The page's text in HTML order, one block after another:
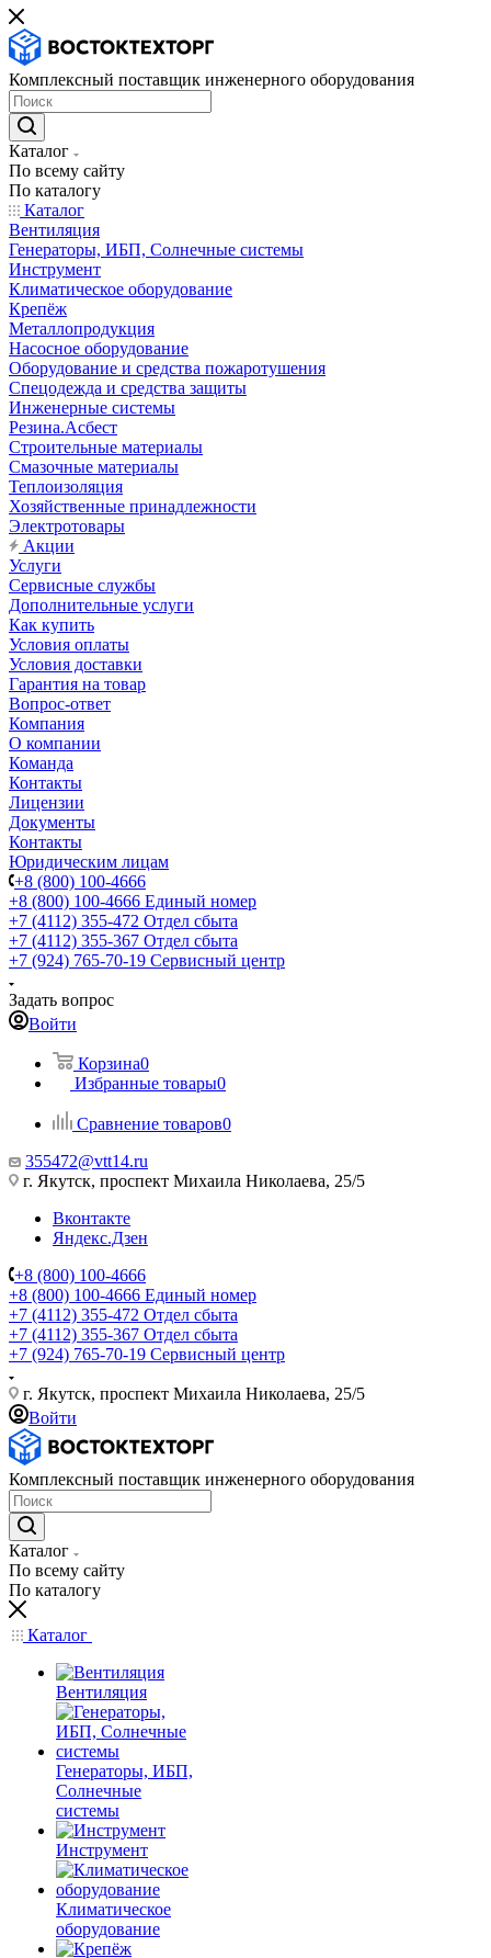
Комплексный поставщик инженерного оборудования
Каталог
По всему сайту
По каталогу
Каталог
Вентиляция
Генераторы, ИБП, Солнечные системы
Инструмент
Климатическое оборудование
Крепёж
Металлопродукция
Насосное оборудование
Оборудование и средства пожаротушения
Спецодежда и средства защиты
Инженерные системы
Резина.Асбест
Строительные материалы
Смазочные материалы
Теплоизоляция
Хозяйственные принадлежности
Электротовары
Акции
Услуги
Сервисные службы
Дополнительные услуги
Как купить
Условия оплаты
Условия доставки
Гарантия на товар
Вопрос-ответ
Компания
О компании
Команда
Контакты
Лицензии
Документы
Контакты
Юридическим лицам
+8 (800) 100-4666
+8 (800) 100-4666 Единый номер
+7 (4112) 355-472 Отдел сбыта
+7 (4112) 355-367 Отдел сбыта
+7 (924) 765-70-19 Сервисный центр
Задать вопрос
Войти
Корзина0
Избранные товары0
Сравнение товаров0
355472@vtt14.ru
г. Якутск, проспект Михаила Николаева, 25/5
Вконтакте
Яндекс.Дзен
+8 (800) 100-4666
+8 (800) 100-4666 Единый номер
+7 (4112) 355-472 Отдел сбыта
+7 (4112) 355-367 Отдел сбыта
+7 (924) 765-70-19 Сервисный центр
г. Якутск, проспект Михаила Николаева, 25/5
Войти
Комплексный поставщик инженерного оборудования
Каталог
По всему сайту
По каталогу
Каталог
Вентиляция
Генераторы, ИБП,
Солнечные
системы
Инструмент
Климатическое
оборудование